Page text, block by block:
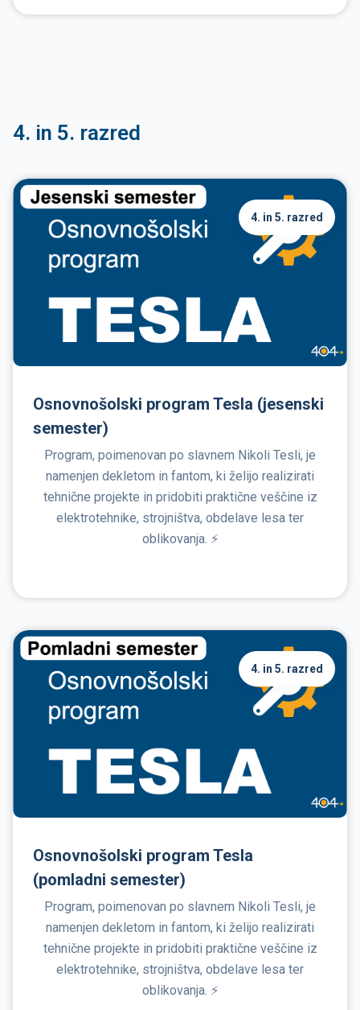
4. in 5. razred
4. in 5. razred
Osnovnošolski program Tesla (jesenski
semester)
Program, poimenovan po slavnem Nikoli Tesli, je
namenjen dekletom in fantom, ki želijo realizirati
tehnične projekte in pridobiti praktične veščine iz
elektrotehnike, strojništva, obdelave lesa ter
oblikovanja. ⚡
4. in 5. razred
Osnovnošolski program Tesla
(pomladni semester)
Program, poimenovan po slavnem Nikoli Tesli, je
namenjen dekletom in fantom, ki želijo realizirati
tehnične projekte in pridobiti praktične veščine iz
elektrotehnike, strojništva, obdelave lesa ter
oblikovanja. ⚡